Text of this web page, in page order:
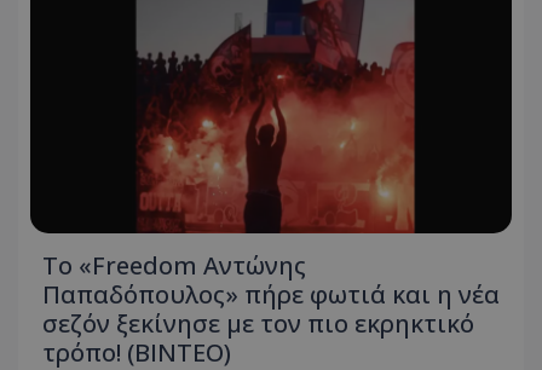
Το «Freedom Αντώνης
Παπαδόπουλος» πήρε φωτιά και η νέα
σεζόν ξεκίνησε με τον πιο εκρηκτικό
τρόπο! (ΒΙΝΤΕΟ)